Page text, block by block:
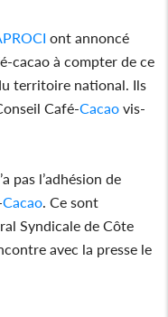
ont annoncé
cacao à compter de ce
territoire national. Ils
Café-Cacao vis-
pas l’adhésion de
Cacao . Ce sont
Syndicale de Côte
avec la presse le